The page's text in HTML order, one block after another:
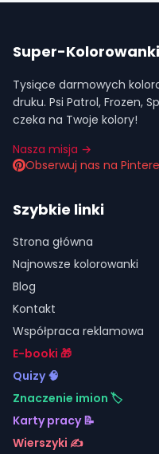
Super-
Tysiące darmowych
druku. Psi Patrol, Frozen,
czeka na Twoje kolory!
Nasza misja →
Obserwuj nas na
Szybkie linki
Strona główna
Najnowsze kolorowanki
Blog
Kontakt
Współpraca reklamowa
E-booki 🎁
Quizy 🧠
Znaczenie imion 🏷️
Karty pracy 📝
Wierszyki ✍️